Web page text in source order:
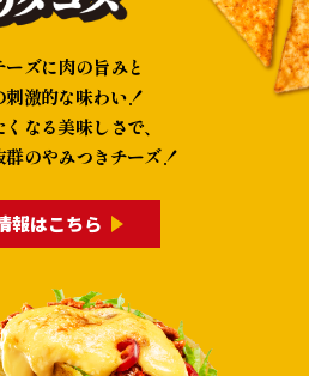
ーズに肉の旨みと
刺激的な味わい！
なる美味しさで、
群のやみつきチーズ！
報はこちら